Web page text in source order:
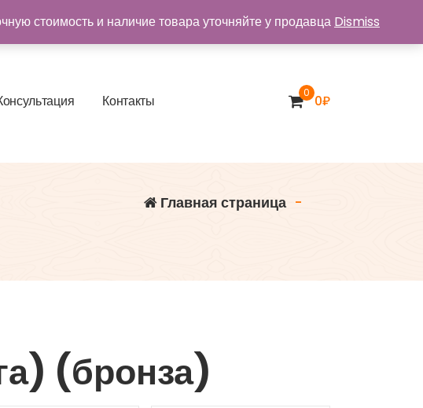
онсультация Контакты 0 0₽
Главная страница -
(бронза)
стоимость и наличие товара уточняйте у продавца Dismiss